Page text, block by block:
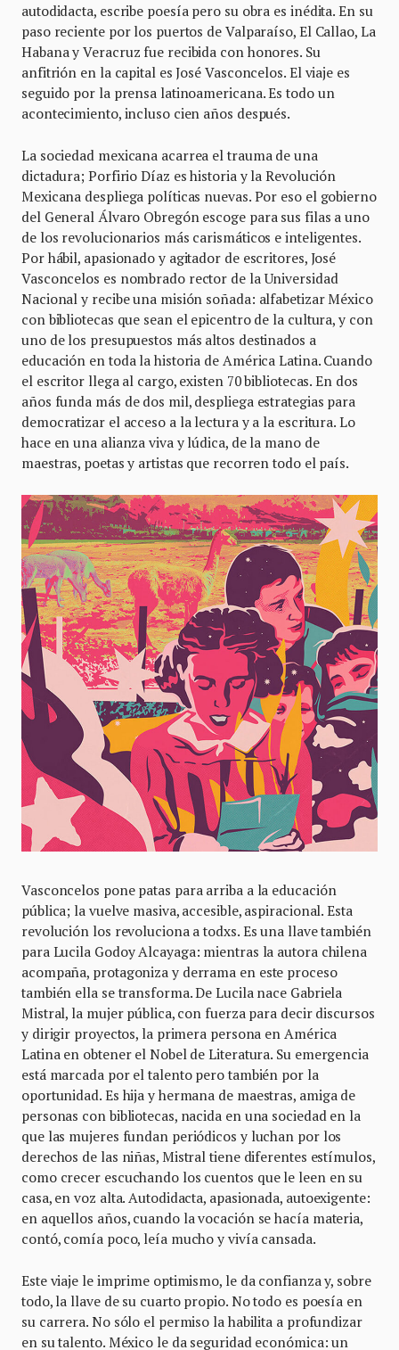
autodidacta, escribe poesía pero su obra es inédita. En su
paso reciente por los puertos de Valparaíso, El Callao, La
Habana y Veracruz fue recibida con honores. Su
anfitrión en la capital es José Vasconcelos. El viaje es
seguido por la prensa latinoamericana. Es todo un
acontecimiento, incluso cien años después.
La sociedad mexicana acarrea el trauma de una
dictadura; Porfirio Díaz es historia y la Revolución
Mexicana despliega políticas nuevas. Por eso el gobierno
del General Álvaro Obregón escoge para sus filas a uno
de los revolucionarios más carismáticos e inteligentes.
Por hábil, apasionado y agitador de escritores, José
Vasconcelos es nombrado rector de la Universidad
Nacional y recibe una misión soñada: alfabetizar México
con bibliotecas que sean el epicentro de la cultura, y con
uno de los presupuestos más altos destinados a
educación en toda la historia de América Latina. Cuando
el escritor llega al cargo, existen 70 bibliotecas. En dos
años funda más de dos mil, despliega estrategias para
democratizar el acceso a la lectura y a la escritura. Lo
hace en una alianza viva y lúdica, de la mano de
maestras, poetas y artistas que recorren todo el país.
Vasconcelos pone patas para arriba a la educación
pública; la vuelve masiva, accesible, aspiracional. Esta
revolución los revoluciona a todxs. Es una llave también
para Lucila Godoy Alcayaga: mientras la autora chilena
acompaña, protagoniza y derrama en este proceso
también ella se transforma. De Lucila nace Gabriela
Mistral, la mujer pública, con fuerza para decir discursos
y dirigir proyectos, la primera persona en América
Latina en obtener el Nobel de Literatura. Su emergencia
está marcada por el talento pero también por la
oportunidad. Es hija y hermana de maestras, amiga de
personas con bibliotecas, nacida en una sociedad en la
que las mujeres fundan periódicos y luchan por los
derechos de las niñas, Mistral tiene diferentes estímulos,
como crecer escuchando los cuentos que le leen en su
casa, en voz alta. Autodidacta, apasionada, autoexigente:
en aquellos años, cuando la vocación se hacía materia,
contó, comía poco, leía mucho y vivía cansada.
Este viaje le imprime optimismo, le da confianza y, sobre
todo, la llave de su cuarto propio. No todo es poesía en
su carrera. No sólo el permiso la habilita a profundizar
en su talento. México le da seguridad económica: un